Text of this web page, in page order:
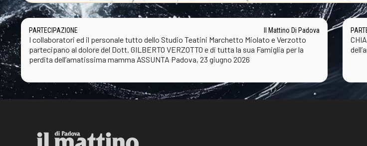
PARTECIPAZIONE Il Mattino Di Padova
I collaboratori ed il personale tutto dello Studio Teatini Marchetto Miolato e Verzotto
partecipano al dolore del Dott. GILBERTO VERZOTTO e di tutta la sua Famiglia per la
perdita dell’amatissima mamma ASSUNTA Padova, 23 giugno 2026